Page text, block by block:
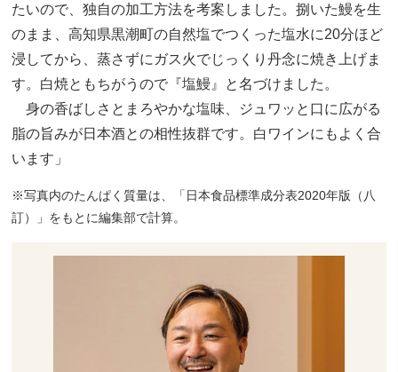
たいので、独自の加工方法を考案しました。捌いた鰻を生
のまま、高知県黒潮町の自然塩でつくった塩水に20分ほど
浸してから、蒸さずにガス火でじっくり丹念に焼き上げま
す。白焼ともちがうので『塩鰻』と名づけました。
身の香ばしさとまろやかな塩味、ジュワッと口に広がる
脂の旨みが日本酒との相性抜群です。白ワインにもよく合
います」
※写真内のたんぱく質量は、「日本食品標準成分表2020年版（八
訂）」をもとに編集部で計算。